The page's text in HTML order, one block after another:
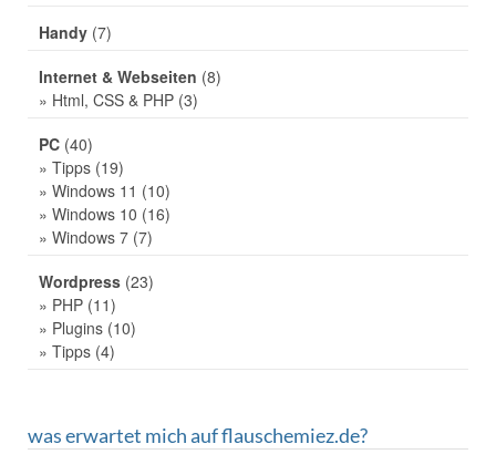
Handy (7)
Internet & Webseiten (8)
» Html, CSS & PHP (3)
PC (40)
» Tipps (19)
» Windows 11 (10)
» Windows 10 (16)
» Windows 7 (7)
Wordpress (23)
» PHP (11)
» Plugins (10)
» Tipps (4)
was erwartet mich auf flauschemiez.de?